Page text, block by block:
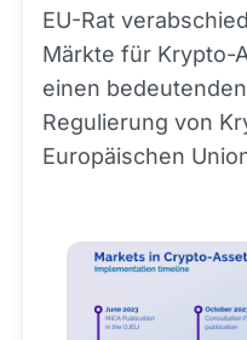
EU-Rat
Märkte für Krypto-
einen
Regulierung von
Europäischen